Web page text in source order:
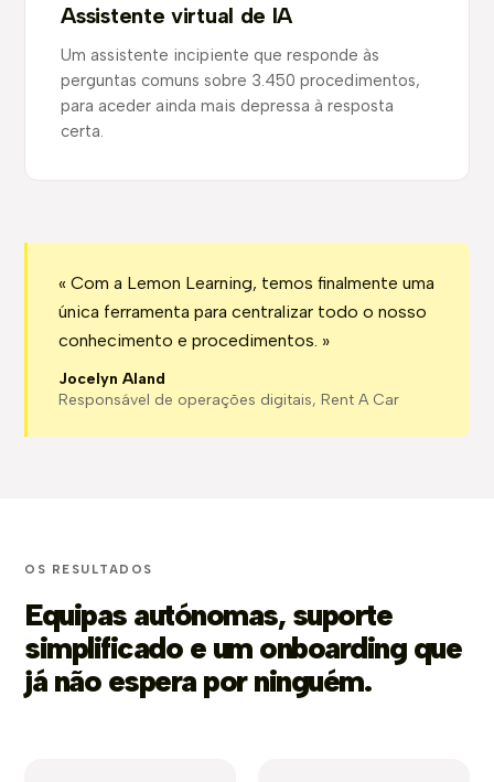
Assistente virtual de IA
Um assistente incipiente que responde às
perguntas comuns sobre 3.450 procedimentos,
para aceder ainda mais depressa à resposta
certa.
« Com a Lemon Learning, temos finalmente uma
única ferramenta para centralizar todo o nosso
conhecimento e procedimentos. »
Jocelyn Aland
Responsável de operações digitais, Rent A Car
OS RESULTADOS
Equipas autónomas, suporte
simplificado e um onboarding que
já não espera por ninguém.